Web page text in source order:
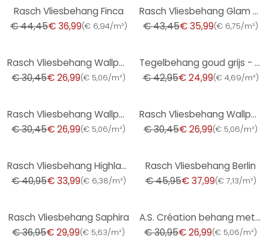
Rasch Vliesbehang Finca
€ 44,45€ 36,99(€ 6,94/m²)
Rasch Vliesbehang Glam crème, zilver glitter
€ 43,45€ 35,99(€ 6,75/m²)
Rasch Vliesbehang Wallpaper
€ 30,45€ 26,99(€ 5,06/m²)
Tegelbehang goud grijs - behang in tegeloptiek - vliesbehang woonkamer keuken
€ 42,95€ 24,99(€ 4,69/m²)
Rasch Vliesbehang Wallpaper
€ 30,45€ 26,99(€ 5,06/m²)
Rasch Vliesbehang Wallpaper
€ 30,45€ 26,99(€ 5,06/m²)
Rasch Vliesbehang Highlands Roodbruin
€ 40,95€ 33,99(€ 6,38/m²)
Rasch Vliesbehang Berlin
€ 45,95€ 37,99(€ 7,13/m²)
Rasch Vliesbehang Saphira
€ 36,95€ 29,99(€ 5,63/m²)
A.S. Création behang met glitters Bling Bling zwart, wit
€ 30,95€ 26,99(€ 5,06/m²)